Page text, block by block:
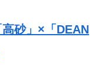
砂」×「DEAN